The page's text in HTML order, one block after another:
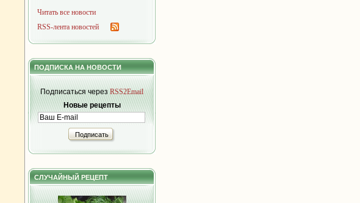
Читать все новости
RSS-лента новостей
ПОДПИСКА НА НОВОСТИ
Подписаться черезRSS2Email
Новые рецепты
Подписать
СЛУЧАЙНЫЙ РЕЦЕПТ